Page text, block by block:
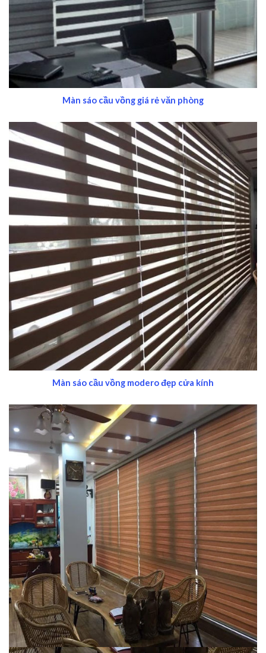
Màn sáo cầu vồng giá rẻ văn phòng
Màn sáo cầu vồng modero đẹp cửa kính